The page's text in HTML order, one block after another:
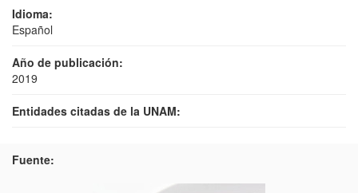
Idioma:
Español
Año de publicación:
2019
Entidades citadas de la UNAM:
Fuente: